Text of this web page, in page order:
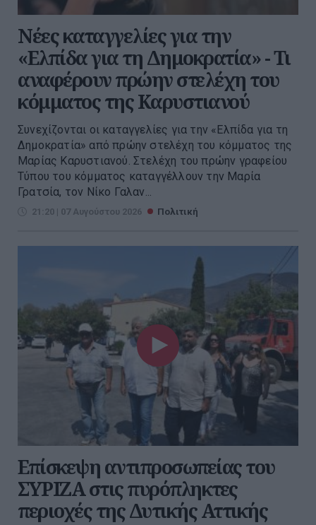
Νέες καταγγελίες για την
«Ελπίδα για τη Δημοκρατία» - Τι
αναφέρουν πρώην στελέχη του
κόμματος της Καρυστιανού
Συνεχίζονται οι καταγγελίες για την «Ελπίδα για τη
Δημοκρατία» από πρώην στελέχη του κόμματος της
Μαρίας Καρυστιανού. Στελέχη του πρώην γραφείου
Τύπου του κόμματος καταγγέλλουν την Μαρία
Γρατσία, τον Νίκο Γαλαν...
21:20 | 07 Αυγούστου 2026 Πολιτική
Επίσκεψη αντιπροσωπείας του
ΣΥΡΙΖΑ στις πυρόπληκτες
περιοχές της Δυτικής Αττικής